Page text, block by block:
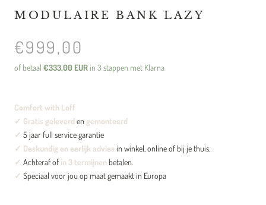
MODULAIRE BANK LAZY
€999,00
of betaal €333,00 EUR in 3 stappen met Klarna
Comfort with Loff
✓ Gratis geleverd en gemonteerd
✓ 5 jaar full service garantie
✓ Deskundig en eerlijk advies in winkel, online of bij je thuis.
✓ Achteraf of in 3 termijnenbetalen.
✓ Speciaal voor jou op maat gemaakt in Europa